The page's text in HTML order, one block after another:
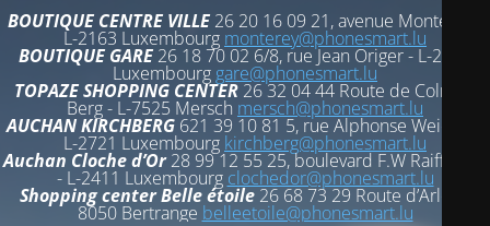
BOUTIQUE CENTRE VILLE 26 20 16 09 21, avenue Monterey -
L-2163 Luxembourg monterey@phonesmart.lu
BOUTIQUE GARE 26 18 70 02 6/8, rue Jean Origer - L-2269
Luxembourg gare@phonesmart.lu
TOPAZE SHOPPING CENTER 26 32 04 44 Route de Colmar-
Berg - L-7525 Mersch mersch@phonesmart.lu
AUCHAN KIRCHBERG621 39 10 81 5, rue Alphonse Weicker -
L-2721 Luxembourg kirchberg@phonesmart.lu
Auchan Cloche d’Or28 99 12 55 25, boulevard F.W Raiffeisen
- L-2411 Luxembourg clochedor@phonesmart.lu
Shopping center Belle étoile 26 68 73 29 Route d’Arlon -
8050 Bertrange belleetoile@phonesmart.lu